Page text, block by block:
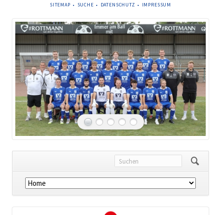
NAVIGATION
SITEMAP SUCHE DATENSCHUTZ IMPRESSUM
Navigation
überspringen